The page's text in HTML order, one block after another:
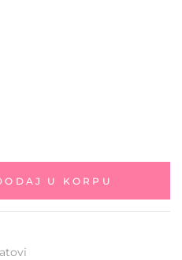
U KORPU